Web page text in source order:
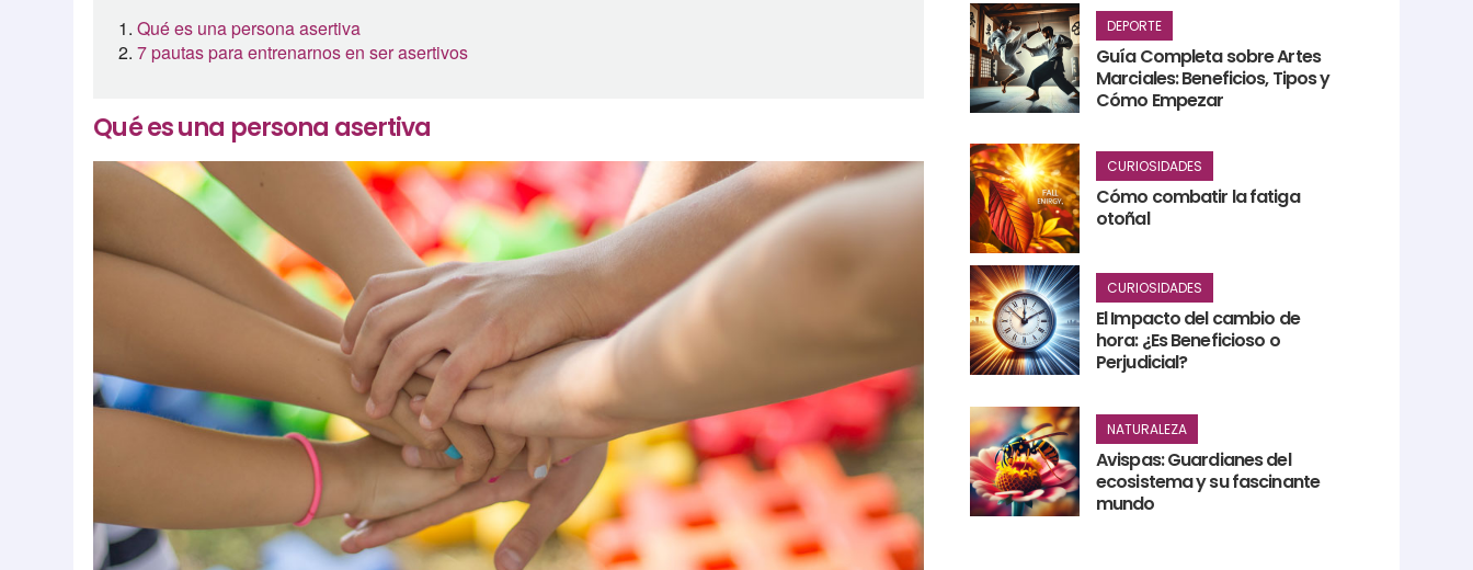
Qué es una persona asertiva
7 pautas para entrenarnos en ser asertivos
Qué es una persona asertiva
DEPORTE
Guía Completa sobre Artes
Marciales: Beneficios, Tipos y
Cómo Empezar
CURIOSIDADES
Cómo combatir la fatiga
otoñal
CURIOSIDADES
El Impacto del cambio de
hora: ¿Es Beneficioso o
Perjudicial?
NATURALEZA
Avispas: Guardianes del
ecosistema y su fascinante
mundo